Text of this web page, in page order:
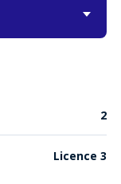
2
Licence 3